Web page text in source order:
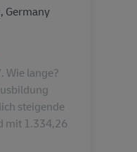
Germany
Wie lange?
steigende
mit 1.334,26